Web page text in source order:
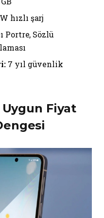
hızlı şarj
Portre, Sözlü
7 yıl güvenlik
Uygun Fiyat